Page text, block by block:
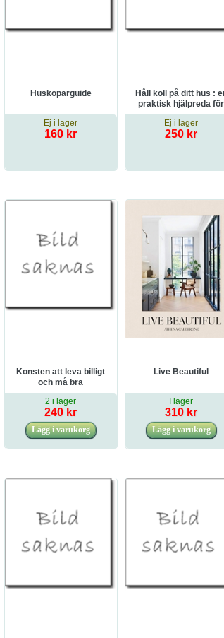
Husköparguide
Ej i lager
160 kr
Håll koll på ditt hus :
praktisk hjälpreda för
dig som vill lära
ditt hus
Ej i lager
250 kr
Konsten att leva billigt
och må bra
2 i lager
240 kr
Live Beautiful
I lager
310 kr